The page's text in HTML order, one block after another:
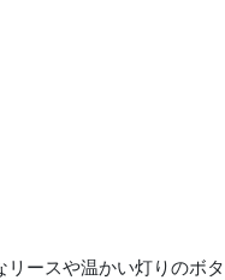
リースや温かい灯りのボ